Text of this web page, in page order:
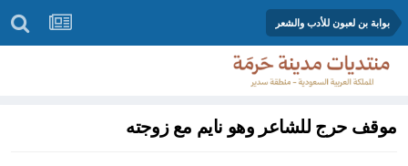
بوابة بن لعبون للأدب والشعر
موقف حرج للشاعر وهو نايم مع زوجته